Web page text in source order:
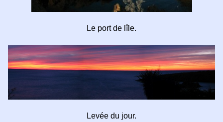
Le port de lîle.
Levée du jour.